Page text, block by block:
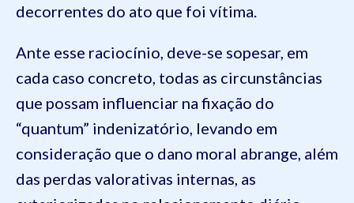
decorrentes do ato que foi vítima.
Ante esse raciocínio, deve-se sopesar, em
cada caso concreto, todas as circunstâncias
que possam influenciar na fixação do
“quantum” indenizatório, levando em
consideração que o dano moral abrange, além
das perdas valorativas internas, as